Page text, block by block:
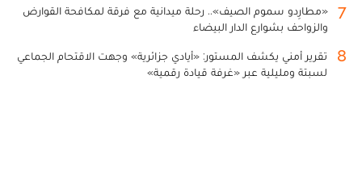
7
«مطارِدو سموم الصيف».. رحلة ميدانية مع فرقة لمكافحة القوارض
والزواحف بشوارع الدار البيضاء
8
تقرير أمني يكشف المستور: «أيادي جزائرية» وجهت الاقتحام الجماعي
لسبتة ومليلية عبر «غرفة قيادة رقمية»